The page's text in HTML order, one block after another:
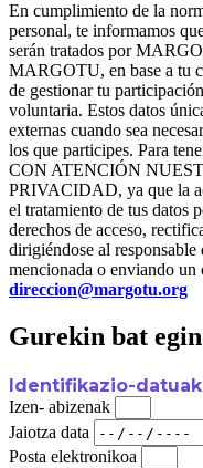
En cumplimiento de la
personal, te informamos
serán tratados por
MARGOTU, en base a tu
de gestionar tu
voluntaria. Estos datos
externas cuando sea
los que participes. Para
CON ATENCIÓN
PRIVACIDAD, ya que la
el tratamiento de tus datos
derechos de acceso,
dirigiéndose al
mencionada o enviando un
direccion@margotu.org
Gurekin bat egin
Identifikazio-datuak
Izen- abizenak
Jaiotza data
Posta elektronikoa